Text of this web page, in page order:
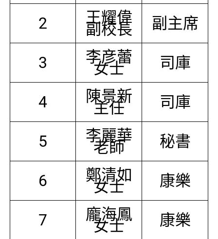
2 王耀偉
副校長 副主席
3 李彦蕾
女士 司庫
4 陳景新
主任 司庫
5 李麗華
老師 秘書
6 鄭清如
女士 康樂
7 龐海鳳
女士 康樂